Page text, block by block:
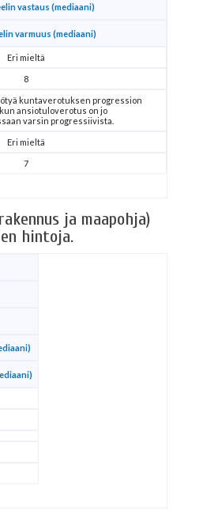
vastaus (mediaani)
varmuus (mediaani)
Eri mieltä
8
kuntaverotuksen progression
ansiotuloverotus on jo
varsin progressiivista.
Eri mieltä
7
ja maapohja)
hintoja.